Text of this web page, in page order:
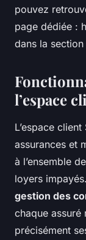
pouvez
page dédiée :
dans la
l’espace
L’espace
assurances et
à l’ensemble
loyers
gestion des
chaque assuré
précisément